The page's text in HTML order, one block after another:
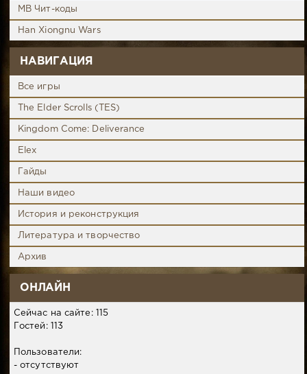
MB Чит-коды
Han Xiongnu Wars
НАВИГАЦИЯ
Все игры
The Elder Scrolls (TES)
Kingdom Come: Deliverance
Elex
Гайды
Наши видео
История и реконструкция
Литература и творчество
Архив
ОНЛАЙН
Сейчас на сайте: 115
Гостей: 113
Пользователи:
- отсутствуют